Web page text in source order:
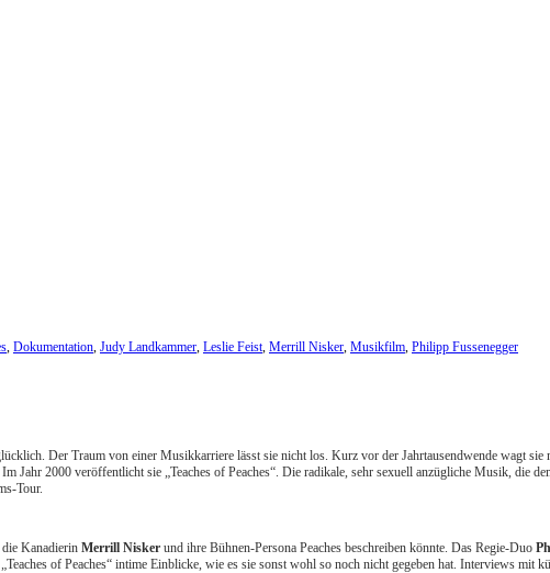
, Dokumentation, Judy Landkammer, Leslie Feist, Merrill Nisker, Musikfilm, Philipp Fussenegger
Der Traum von einer Musikkarriere lässt sie nicht los. Kurz vor der Jahrtausendwende wagt sie
Jahr 2000 veröffentlicht sie „Teaches of Peaches“. Die radikale, sehr sexuell anzügliche Musik,
Tour.
Kanadierin Merrill Nisker und ihre Bühnen-Persona Peaches beschreiben könnte. Das Regie-Duo
of Peaches“ intime Einblicke, wie es sie sonst wohl so noch nicht gegeben hat. Interviews mit